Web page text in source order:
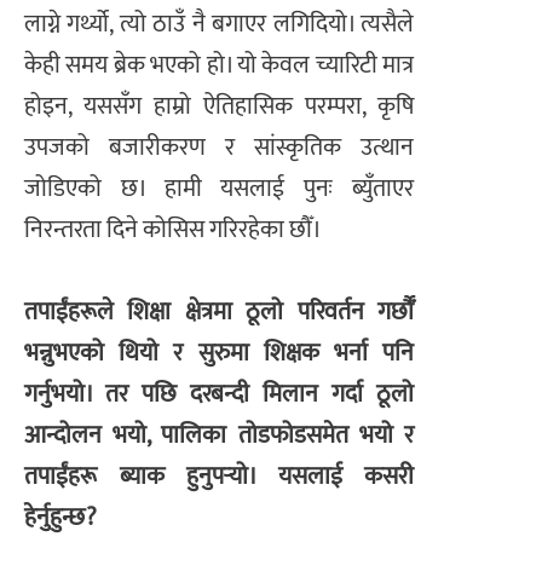
लाग्ने गर्थ्यो, त्यो ठाउँ नै बगाएर लगिदियो। त्यसैले
केही समय ब्रेक भएको हो। यो केवल च्यारिटी मात्र
होइन, यससँग हाम्रो ऐतिहासिक परम्परा, कृषि
उपजको बजारीकरण र सांस्कृतिक उत्थान
जोडिएको छ। हामी यसलाई पुनः ब्युँताएर
निरन्तरता दिने कोसिस गरिरहेका छौँ।
तपाईंहरूले शिक्षा क्षेत्रमा ठूलो परिवर्तन गर्छौँ
भन्नुभएको थियो र सुरुमा शिक्षक भर्ना पनि
गर्नुभयो। तर पछि दरबन्दी मिलान गर्दा ठूलो
आन्दोलन भयो, पालिका तोडफोडसमेत भयो र
तपाईंहरू ब्याक हुनुपर्‍यो। यसलाई कसरी
हेर्नुहुन्छ?